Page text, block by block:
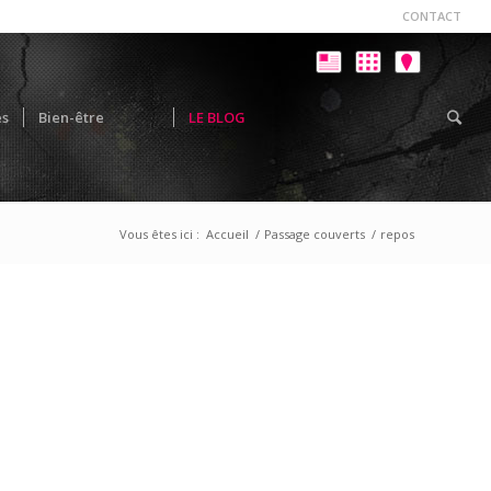
CONTACT
Bien-être LE BLOG
Vous êtes ici : Accueil / Passage couverts / repos